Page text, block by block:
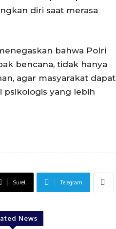
diri saat merasa
bahwa Polri
bencana, tidak hanya
agar masyarakat dapat
psikologis yang lebih
Surel Telegram
News